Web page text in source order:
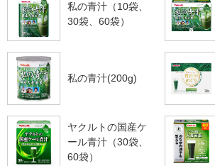
私の青汁（10袋、
30袋、60袋）
私の青汁(200g)
ヤクルトの国産ケ
ール青汁（30袋、
60袋）